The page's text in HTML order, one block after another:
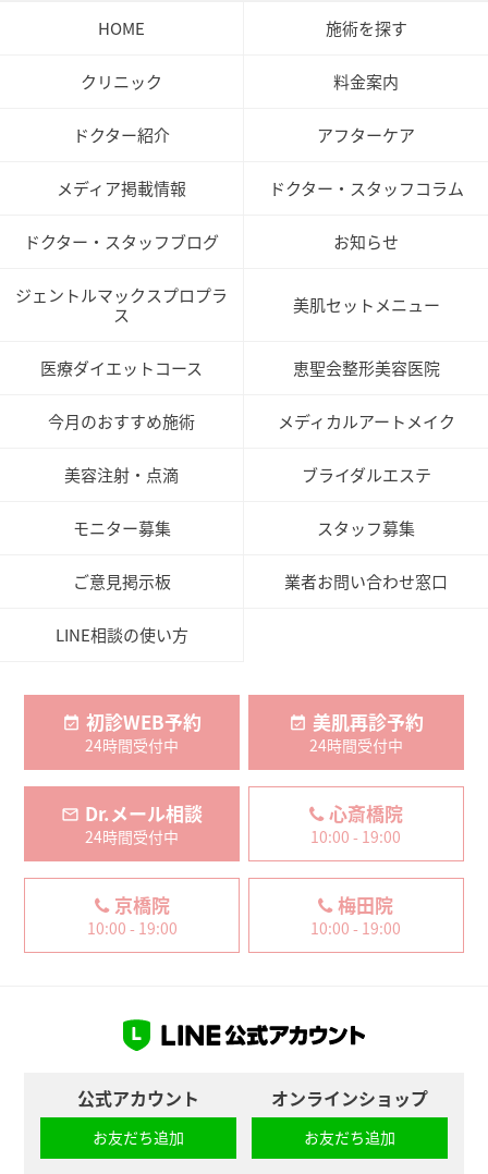
HOME 施術を探す
クリニック 料金案内
ドクター紹介 アフターケア
メディア掲載情報 ドクター・スタッフコラム
ドクター・スタッフブログ お知らせ
ジェントルマックスプロプラ
ス
美肌セットメニュー
医療ダイエットコース 恵聖会整形美容医院
今月のおすすめ施術 メディカルアートメイク
美容注射・点滴 ブライダルエステ
モニター募集 スタッフ募集
ご意見掲示板 業者お問い合わせ窓口
LINE相談の使い方
初診WEB予約
24時間受付中
美肌再診予約
24時間受付中
Dr.メール相談
24時間受付中
心斎橋院
10:00 - 19:00
京橋院
10:00 - 19:00
梅田院
10:00 - 19:00
公式アカウント
お友だち追加
オンラインショップ
お友だち追加